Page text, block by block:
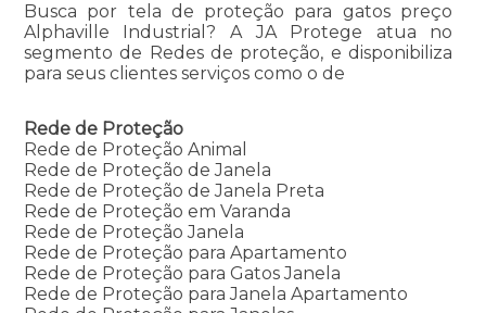
Busca por tela de proteção para gatos preço
Alphaville Industrial? A JA Protege atua no
segmento de Redes de proteção, e disponibiliza
para seus clientes serviços como o de
Rede de Proteção
Rede de Proteção Animal
Rede de Proteção de Janela
Rede de Proteção de Janela Preta
Rede de Proteção em Varanda
Rede de Proteção Janela
Rede de Proteção para Apartamento
Rede de Proteção para Gatos Janela
Rede de Proteção para Janela Apartamento